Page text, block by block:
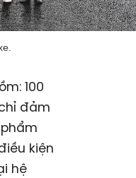
100
đảm
kiện
hệ